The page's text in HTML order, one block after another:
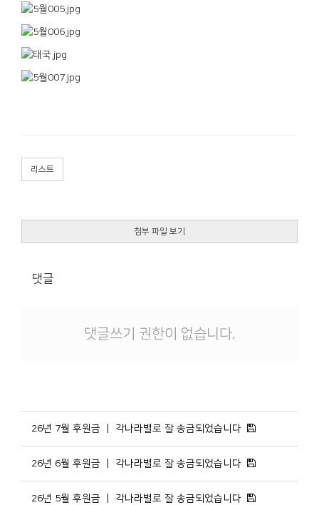
리스트
첨부 파일 보기
댓글
댓글쓰기 권한이 없습니다.
26년 7월 후원금 ㅣ 각나라별로 잘 송금되었습니다
26년 6월 후원금 ㅣ 각나라별로 잘 송금되었습니다
26년 5월 후원금 ㅣ 각나라별로 잘 송금되었습니다